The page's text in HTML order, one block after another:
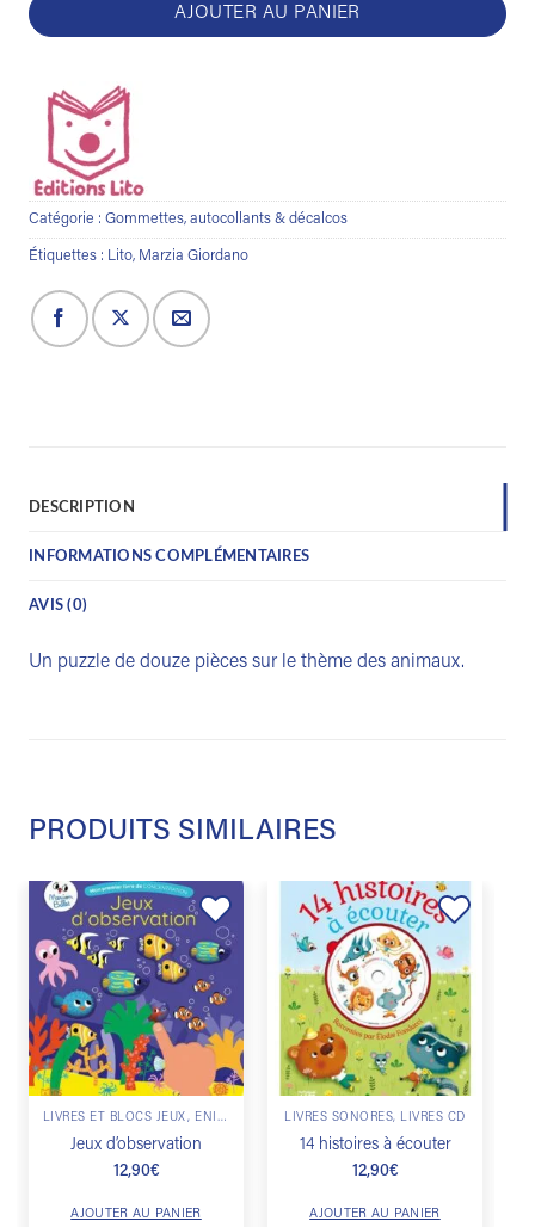
AJOUTER AU PANIER
Catégorie : Gommettes, autocollants & décalcos
Étiquettes : Lito, Marzia Giordano
DESCRIPTION
INFORMATIONS COMPLÉMENTAIRES
AVIS (0)
Un puzzle de douze pièces sur le thème des animaux.
PRODUITS SIMILAIRES
Ajouter
à la
liste de
souhaits
LIVRES ET BLOCS JEUX, ÉNIGMES & ESCAPE GAME
Jeux d’observation
12,90€
AJOUTER AU PANIER
à la
liste de
souhaits
LIVRES SONORES, LIVRES CD
14 histoires à écouter
12,90€
AJOUTER AU PANIER